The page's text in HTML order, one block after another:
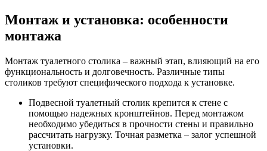
Монтаж и установка: особенности
монтажа
Монтаж туалетного столика – важный этап, влияющий на его
функциональность и долговечность. Различные типы
столиков требуют специфического подхода к установке.
Подвесной туалетный столик крепится к стене с
помощью надежных кронштейнов. Перед монтажом
необходимо убедиться в прочности стены и правильно
рассчитать нагрузку. Точная разметка – залог успешной
установки.